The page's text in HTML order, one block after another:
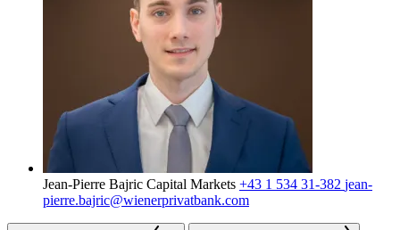
Jean-Pierre Bajric Capital Markets +43 1 534 31-382 jean-
pierre.bajric@wienerprivatbank.com